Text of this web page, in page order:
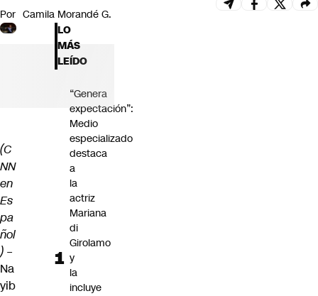
Por Camila Morandé G.
(C
NN
en
Es
pa
ñol
) –
Na
yib
LO
MÁS
LEÍDO
“Genera
expectación”:
Medio
especializado
destaca
a
la
actriz
Mariana
di
Girolamo
y
la
incluye